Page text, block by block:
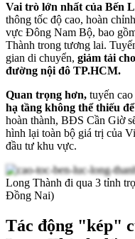
Vai trò lớn nhất của Bến
thông tốc độ cao, hoàn
vực Đông Nam Bộ, bao
Thành trong tương lai.
gian di chuyển, giảm tải
đường nội đô TP.HCM.
Quan trọng hơn, tuyến
hạ tầng không thể thiếu
hoàn thành, BĐS Cần Giờ
hình lại toàn bộ giá trị của
đầu tư khu vực.
Long Thành đi qua 3 tỉnh
Đồng Nai)
Tác động "kép"